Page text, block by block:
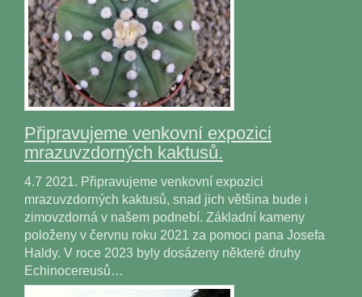
Připravujeme venkovní expozici
mrazuvzdorných kaktusů.
4.7 2021. Připravujeme venkovní expozici
mrazuvzdorných kaktusů, snad jich většina bude i
zimovzdorná v našem podnebí. Základní kameny
položeny v červnu roku 2021 za pomoci pana Josefa
Haldy. V roce 2023 byly dosázeny některé druhy
Echinocereusů…